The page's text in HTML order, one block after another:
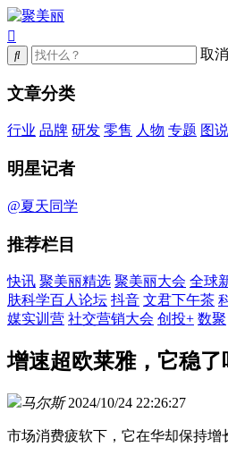
取消
文章分类
行业 品牌 研发 零售 人物 专题 图说
明星记者
@夏天同学
推荐栏目
快讯 聚美丽精选 聚美丽大会 全球
肤科学百人论坛 抖音 文君下午茶
媒实训营 社交营销大会 创投+ 数聚
增速超欧莱雅，它稳了
马尔斯 2024/10/24 22:26:27
市场消费疲软下，它在华却保持增